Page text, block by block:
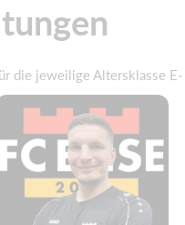
die jeweilige Altersklasse